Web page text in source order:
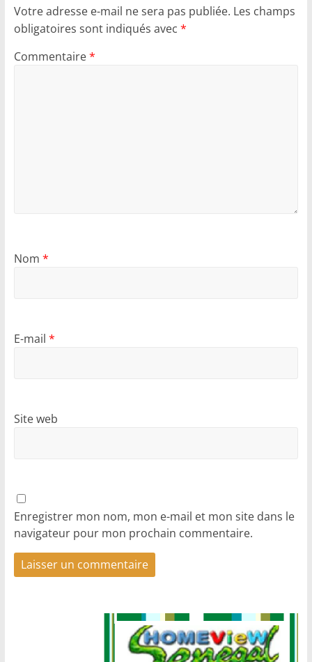
Votre adresse e-mail ne sera pas publiée. Les champs
obligatoires sont indiqués avec *
Commentaire*
Nom *
E-mail *
Site web
Enregistrer mon nom, mon e-mail et mon site dans le
navigateur pour mon prochain commentaire.